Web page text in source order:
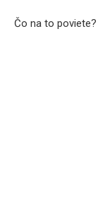
Čo na to poviete?